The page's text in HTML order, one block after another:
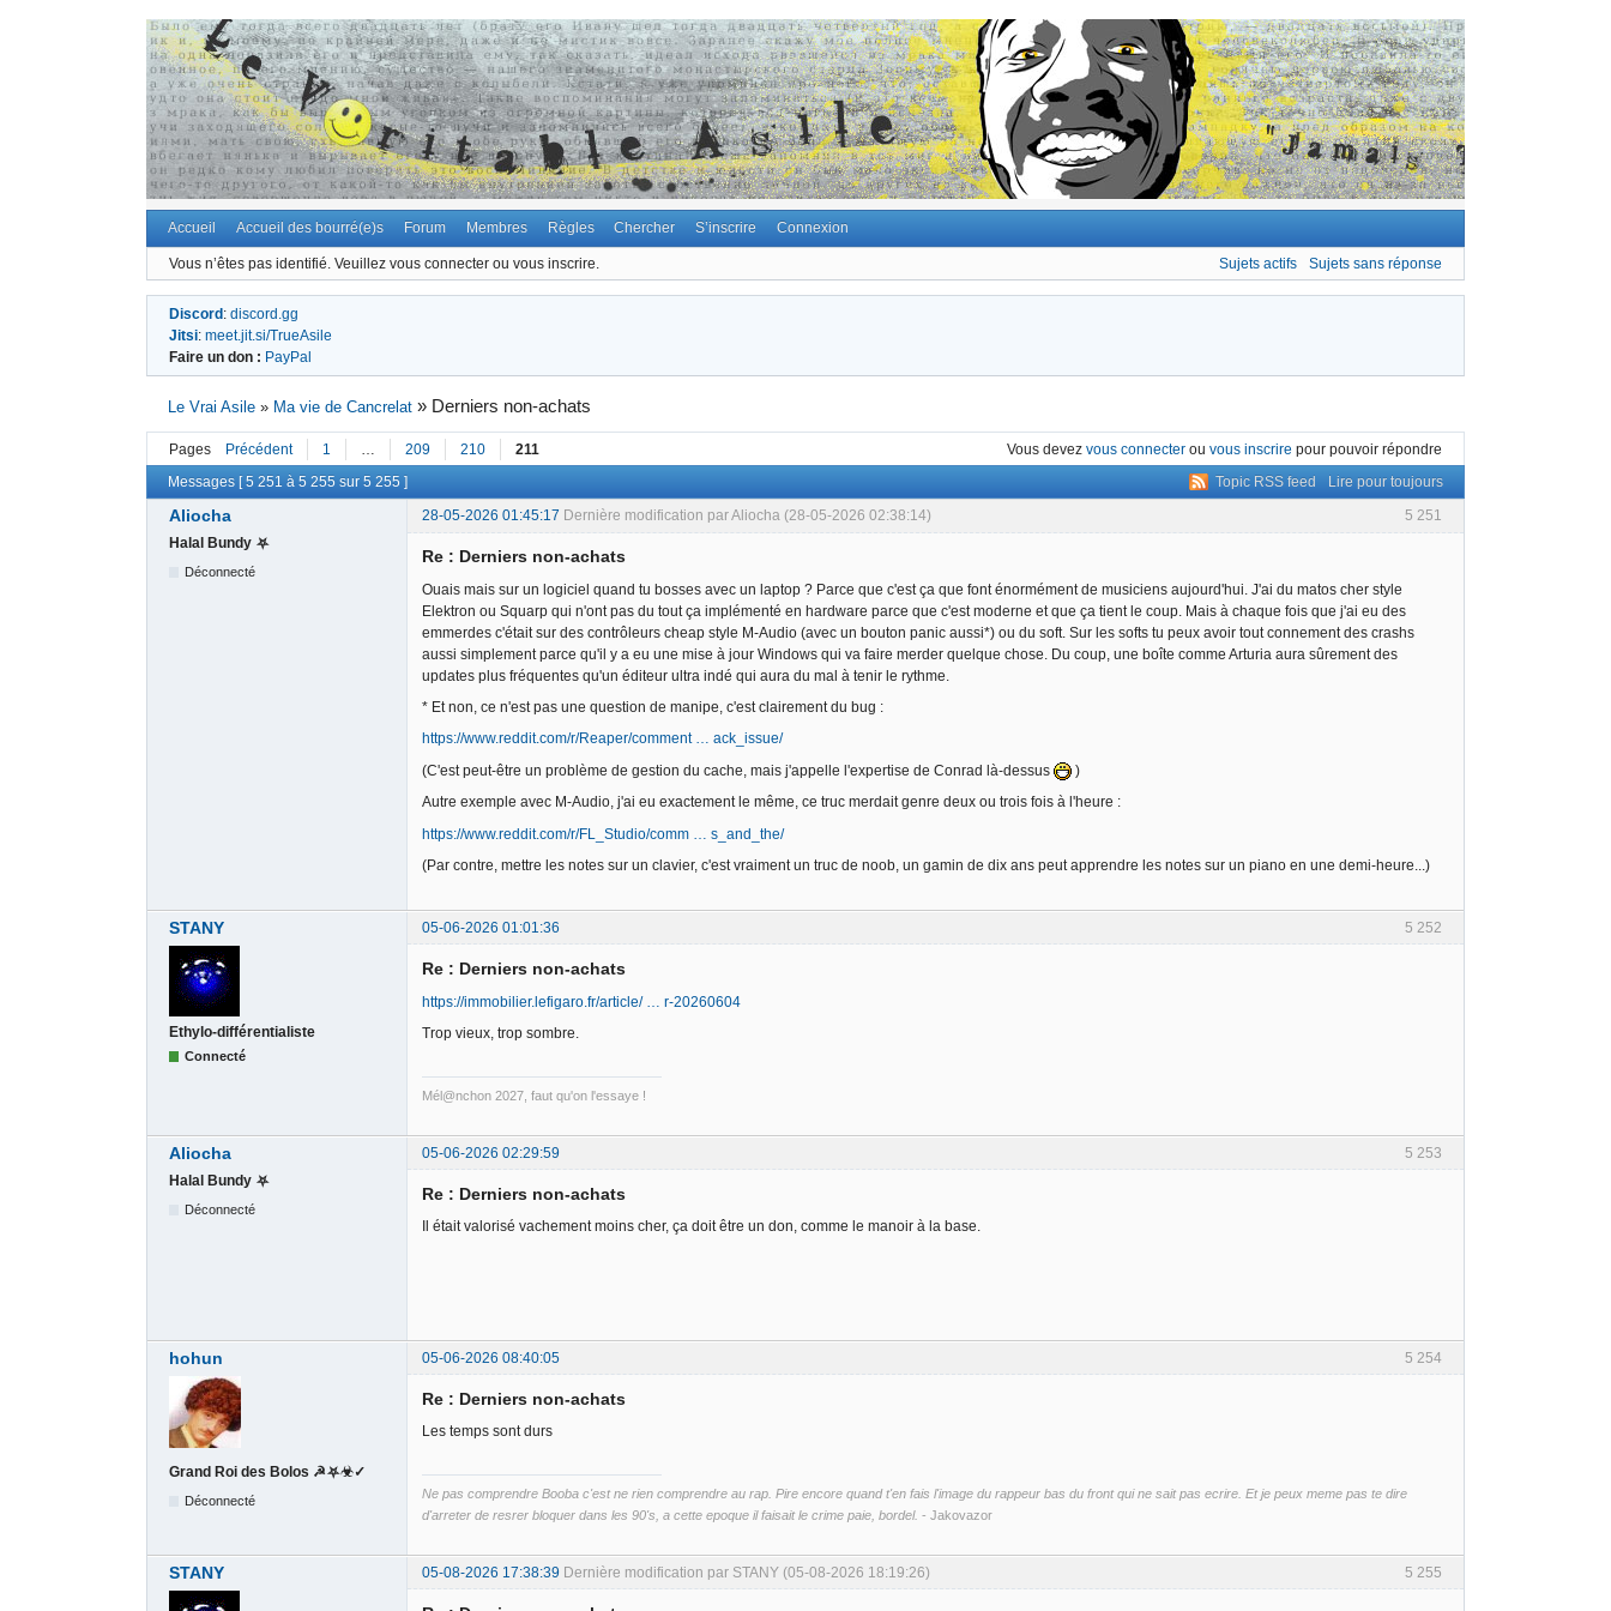
Accueil Accueil des bourré(e)s Forum Membres Règles Chercher S’inscrire Connexion
Vous n’êtes pas identifié. Veuillez vous connecter ou vous inscrire. Sujets actifs Sujets sans réponse
Discord: discord.gg
Jitsi: meet.jit.si/TrueAsile
Faire un don : PayPal
Le Vrai Asile » Ma vie de Cancrelat » Derniers non-achats
Pages Précédent 1 209 210 211 Vous devez vous connecter ou vous inscrire pour pouvoir répondre
Topic RSS feed
Lire pour toujours
Messages [ 5 251 à 5 255 sur 5 255 ]
5 251
Aliocha 28-05-2026 01:45:17 Dernière modification par Aliocha (28-05-2026 02:38:14)
Halal Bundy ⛧
Déconnecté
Re : Derniers non-achats
Ouais mais sur un logiciel quand tu bosses avec un laptop ? Parce que c'est ça que font énormément de musiciens aujourd'hui. J'ai du matos cher style
Elektron ou Squarp qui n'ont pas du tout ça implémenté en hardware parce que c'est moderne et que ça tient le coup. Mais à chaque fois que j'ai eu des
emmerdes c'était sur des contrôleurs cheap style M-Audio (avec un bouton panic aussi*) ou du soft. Sur les softs tu peux avoir tout connement des crashs
aussi simplement parce qu'il y a eu une mise à jour Windows qui va faire merder quelque chose. Du coup, une boîte comme Arturia aura sûrement des
updates plus fréquentes qu'un éditeur ultra indé qui aura du mal à tenir le rythme.
* Et non, ce n'est pas une question de manipe, c'est clairement du bug :
https://www.reddit.com/r/Reaper/comment … ack_issue/
(C'est peut-être un problème de gestion du cache, mais j'appelle l'expertise de Conrad là-dessus
)
Autre exemple avec M-Audio, j'ai eu exactement le même, ce truc merdait genre deux ou trois fois à l'heure :
https://www.reddit.com/r/FL_Studio/comm … s_and_the/
(Par contre, mettre les notes sur un clavier, c'est vraiment un truc de noob, un gamin de dix ans peut apprendre les notes sur un piano en une demi-heure...)
5 252
STANY 05-06-2026 01:01:36
Ethylo-différentialiste
Connecté
Re : Derniers non-achats
https://immobilier.lefigaro.fr/article/ … r-20260604
Trop vieux, trop sombre.
Mél@nchon 2027, faut qu'on l'essaye !
5 253
Aliocha
05-06-2026 02:29:59
Halal Bundy ⛧
Déconnecté
Re : Derniers non-achats
Il était valorisé vachement moins cher, ça doit être un don, comme le manoir à la base.
5 254
hohun 05-06-2026 08:40:05
Grand Roi des Bolos ☭⛧☣✓
Déconnecté
Re : Derniers non-achats
Les temps sont durs
Ne pas comprendre Booba c'est ne rien comprendre au rap. Pire encore quand t'en fais l'image du rappeur bas du front qui ne sait pas ecrire. Et je peux meme pas te dire
d'arreter de resrer bloquer dans les 90's, a cette epoque il faisait le crime paie, bordel. - Jakovazor
5 255
STANY 05-08-2026 17:38:39 Dernière modification par STANY (05-08-2026 18:19:26)